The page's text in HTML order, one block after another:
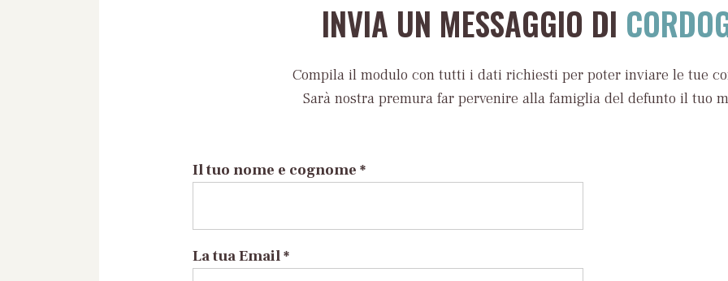
INVIA UN MESSAGGIO DI
Compila il modulo con tutti i dati richiesti per poter inviare le tue
Sarà nostra premura far pervenire alla famiglia del defunto il tuo
Il tuo nome e cognome *
La tua Email *